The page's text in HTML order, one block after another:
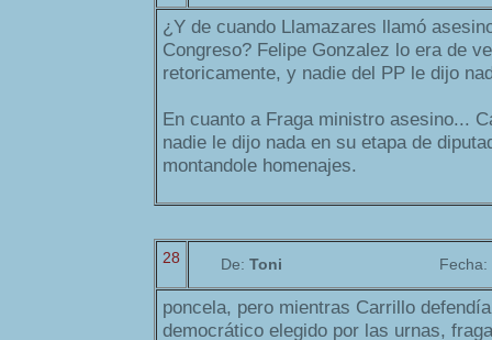
¿Y de cuando Llamazares llamó
Congreso? Felipe Gonzalez lo era de
retoricamente, y nadie del PP le dijo
En cuanto a Fraga ministro asesino...
nadie le dijo nada en su etapa de
montandole homenajes.
28 De: Toni Fecha:
poncela, pero mientras Carrillo
democrático elegido por las urnas,